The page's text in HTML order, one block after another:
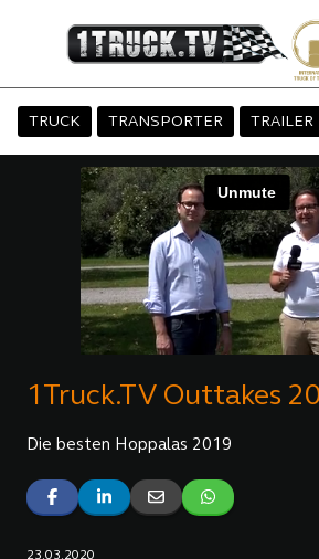
TRUCK TRANSPORTER TRAILER
1Truck.TV Outtakes
Die besten Hoppalas 2019
23.03.2020